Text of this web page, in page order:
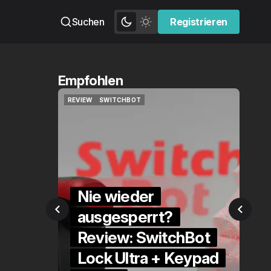
Suchen
Registrieren
Registrieren
Empfohlen
Keypad
QUICKCHECK
Die Alexa-
Alternative?
QuickCheck: Home